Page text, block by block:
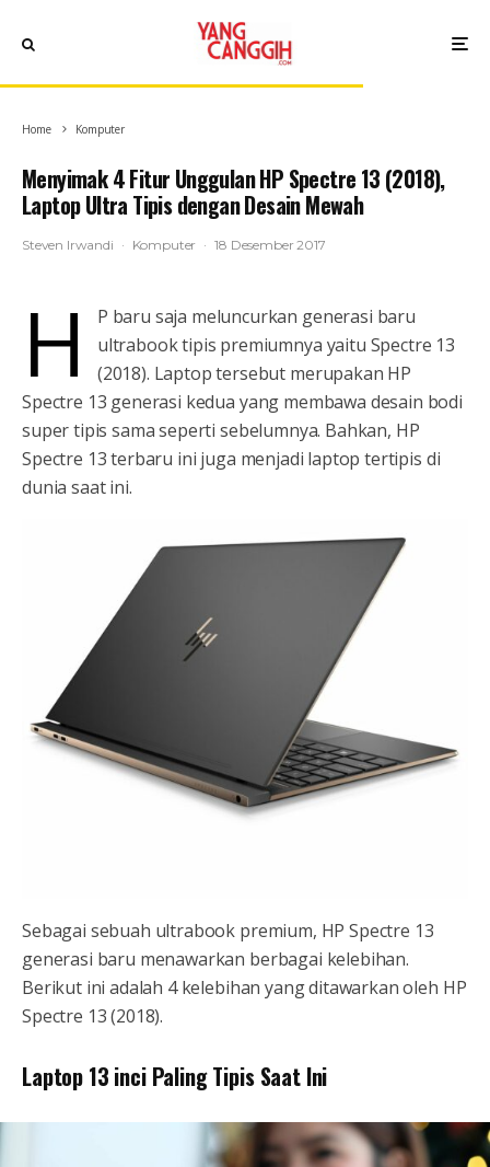
Home Komputer
Menyimak 4 Fitur Unggulan HP Spectre 13 (2018),
Laptop Ultra Tipis dengan Desain Mewah
Steven Irwandi · Komputer · 18 Desember 2017
H
P baru saja meluncurkan generasi baru
ultrabook tipis premiumnya yaitu Spectre 13
(2018). Laptop tersebut merupakan HP
Spectre 13 generasi kedua yang membawa desain bodi
super tipis sama seperti sebelumnya. Bahkan, HP
Spectre 13 terbaru ini juga menjadi laptop tertipis di
dunia saat ini.
Sebagai sebuah ultrabook premium, HP Spectre 13
generasi baru menawarkan berbagai kelebihan.
Berikut ini adalah 4 kelebihan yang ditawarkan oleh HP
Spectre 13 (2018).
Laptop 13 inci Paling Tipis Saat Ini